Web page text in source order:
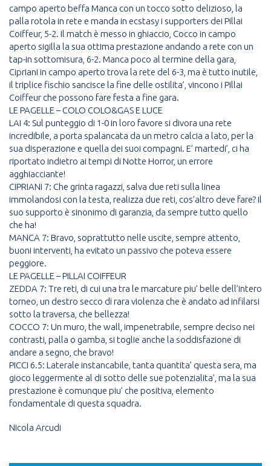
campo aperto beffa Manca con un tocco sotto delizioso, la
palla rotola in rete e manda in ecstasy i supporters dei Pillai
Coiffeur, 5-2. Il match è messo in ghiaccio, Cocco in campo
aperto sigilla la sua ottima prestazione andando a rete con un
tap-in sottomisura, 6-2. Manca poco al termine della gara,
Cipriani in campo aperto trova la rete del 6-3, ma è tutto inutile,
il triplice fischio sancisce la fine delle ostilita’, vincono i Pillai
Coiffeur che possono fare festa a fine gara.
LE PAGELLE – COLO COLO&GAS E LUCE
LAI 4: Sul punteggio di 1-0 in loro favore si divora una rete
incredibile, a porta spalancata da un metro calcia a lato, per la
sua disperazione e quella dei suoi compagni. E’ martedi’, ci ha
riportato indietro ai tempi di Notte Horror, un errore
agghiacciante!
CIPRIANI 7: Che grinta ragazzi, salva due reti sulla linea
immolandosi con la testa, realizza due reti, cos’altro deve fare? Il
suo supporto è sinonimo di garanzia, da sempre tutto quello
che ha!
MANCA 7: Bravo, soprattutto nelle uscite, sempre attento,
buoni interventi, ha evitato un passivo che poteva essere
peggiore.
LE PAGELLE – PILLAI COIFFEUR
ZEDDA 7: Tre reti, di cui una tra le marcature piu’ belle dell’intero
torneo, un destro secco di rara violenza che è andato ad infilarsi
sotto la traversa, che bellezza!
COCCO 7: Un muro, the wall, impenetrabile, sempre deciso nei
contrasti, palla o gamba, si toglie anche la soddisfazione di
andare a segno, che bravo!
PICCI 6.5: Laterale instancabile, tanta quantita’ questa sera, ma
gioco leggermente al di sotto delle sue potenzialita’, ma la sua
prestazione è comunque piu’ che positiva, elemento
fondamentale di questa squadra.
Nicola Arcudi